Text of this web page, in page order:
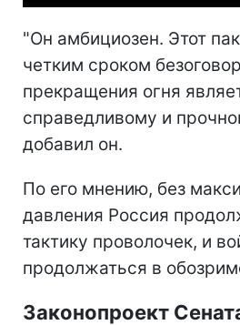
"Он амбициозен. Этот
четким сроком
прекращения огня
справедливому и
добавил он.
По его мнению, без
давления Россия
тактику проволочек, и
продолжаться в
Законопроект